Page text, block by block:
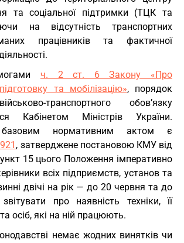
та соціальної підтримки (ТЦК та
на відсутність транспортних
працівників та фактичної
ч. 2 ст. 6 Закону «Про
та мобілізацію», порядок
транспортного обов’язку
Кабінетом Міністрів України.
базовим нормативним актом є
, затверджене постановою КМУ від
15 цього Положення імперативно
всіх підприємств, установ та
двічі на рік — до 20 червня та до
про наявність техніки, її
осіб, які на ній працюють.
немає жодних винятків чи